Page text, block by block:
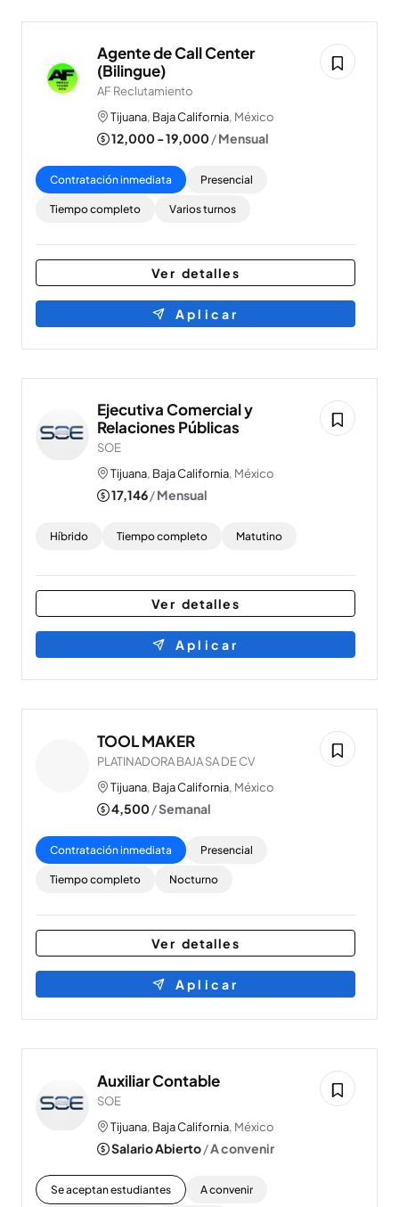
Agente de Call Center
(Bilingue)
AF Reclutamiento
Tijuana, Baja California, México
12,000 - 19,000/Mensual
Contratación inmediata Presencial
Tiempo completo Varios turnos
Ver detalles
Aplicar
Ejecutiva Comercial y
Relaciones Públicas
SOE
Tijuana, Baja California, México
17,146/Mensual
Híbrido Tiempo completo Matutino
Ver detalles
Aplicar
TOOL MAKER
PLATINADORA BAJA SA DE CV
Tijuana, Baja California, México
4,500/Semanal
Contratación inmediata Presencial
Tiempo completo Nocturno
Ver detalles
Aplicar
Auxiliar Contable
SOE
Tijuana, Baja California, México
Salario Abierto/A convenir
Se aceptan estudiantes A convenir